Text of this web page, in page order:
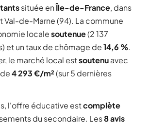
située enÎle-de-France, dans
Val-de-Marne (94). La commune
localesoutenue(2 137
et un taux de chômage de14,6 %.
le marché local estsoutenuavec
4 293 €/m²(sur 5 dernières
l'offre éducative estcomplète
du secondaire. Les8 avis